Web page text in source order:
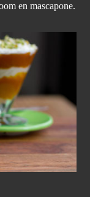
en mascapone.